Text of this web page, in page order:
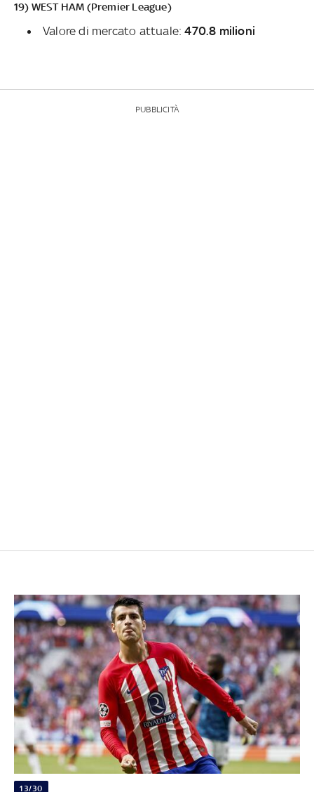
19) WEST HAM (Premier League)
Valore di mercato attuale:470.8 milioni
PUBBLICITÀ
13/30